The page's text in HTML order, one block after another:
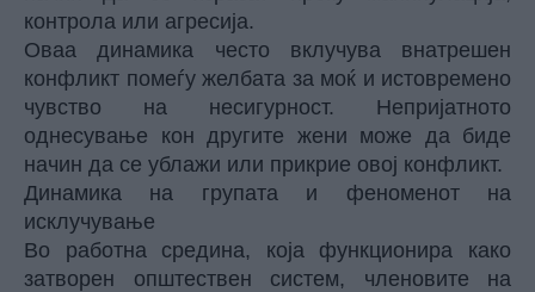
контрола или агресија.
Оваа динамика често вклучува внатрешен
конфликт помеѓу желбата за моќ и истовремено
чувство на несигурност. Непријатното
однесување кон другите жени може да биде
начин да се ублажи или прикрие овој конфликт.
Динамика на групата и феноменот на
исклучување
Во работна средина, која функционира како
затворен општествен систем, членовите на